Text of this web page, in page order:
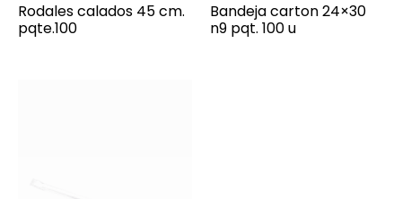
Rodales calados 45 cm.
pqte.100
Bandeja carton 24×30
n9 pqt. 100 u